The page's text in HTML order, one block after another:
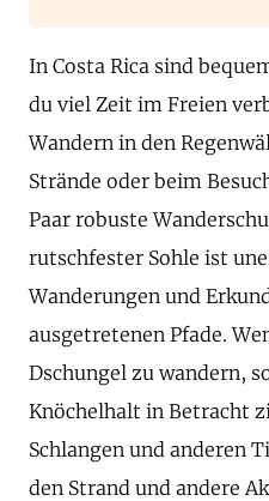
In Costa Rica sind
du viel Zeit im Freien
Wandern in den
Strände oder beim
Paar robuste
rutschfester Sohle ist
Wanderungen und
ausgetretenen Pfade.
Dschungel zu wandern,
Knöchelhalt in Betracht
Schlangen und anderen
den Strand und andere